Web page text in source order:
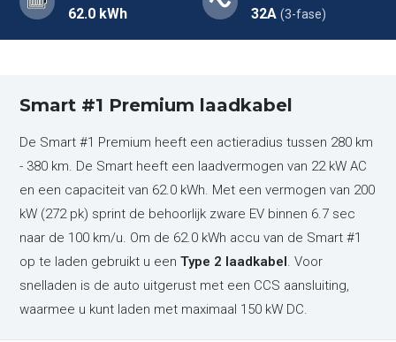
62.0 kWh 32A (3-fase)
Smart #1 Premium laadkabel
De Smart #1 Premium heeft een actieradius tussen 280 km
- 380 km. De Smart heeft een laadvermogen van 22 kW AC
en een capaciteit van 62.0 kWh. Met een vermogen van 200
kW (272 pk) sprint de behoorlijk zware EV binnen 6.7 sec
naar de 100 km/u. Om de 62.0 kWh accu van de Smart #1
op te laden gebruikt u eenType 2 laadkabel. Voor
snelladen is de auto uitgerust met een CCS aansluiting,
waarmee u kunt laden met maximaal 150 kW DC.